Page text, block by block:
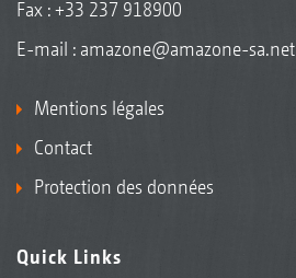
Fax : +33 237 918900
E-mail : amazone@amazone-sa.net
Mentions légales
Contact
Protection des données
Quick Links